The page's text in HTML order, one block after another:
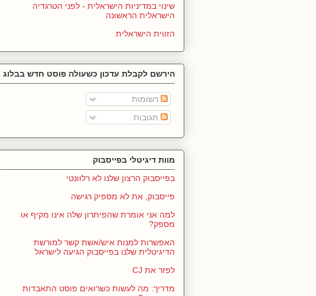
שינוי במדיניות הישראלית - לפני הטרגדיה
הישראלית הראשונה
הזווית הישראלית
הירשם לקבלת עדכון כשעולה פוסט חדש בבלוג
רשומות
תגובות
מוות דיגיטלי בפייסבוק
בפייסבוק הרצון שלנו לא רלוונטי
פייסבוק, את לא מספיק רגישה
למה אני אומרת שהפיתרון שלה אינו מקיף או
מספק?
האפשרות למנות איש/אשת קשר למורשת
הדיגיטלית שלנו בפייסבוק הגיעה לישראל
לפזר את CJ
מדריך: מה לעשות כשרואים פוסט התאבדות